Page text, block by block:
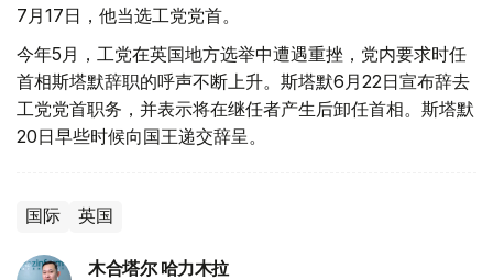
7月17日，他当选工党党首。
今年5月，工党在英国地方选举中遭遇重挫，党内要求时任
首相斯塔默辞职的呼声不断上升。斯塔默6月22日宣布辞去
工党党首职务，并表示将在继任者产生后卸任首相。斯塔默
20日早些时候向国王递交辞呈。
国际 英国
木合塔尔 哈力木拉